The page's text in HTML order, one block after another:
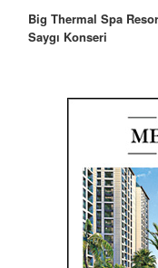
Robbie Williams’tan
Olacak”